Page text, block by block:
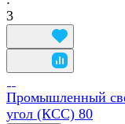
3
Промышленный
угол (КСС) 80